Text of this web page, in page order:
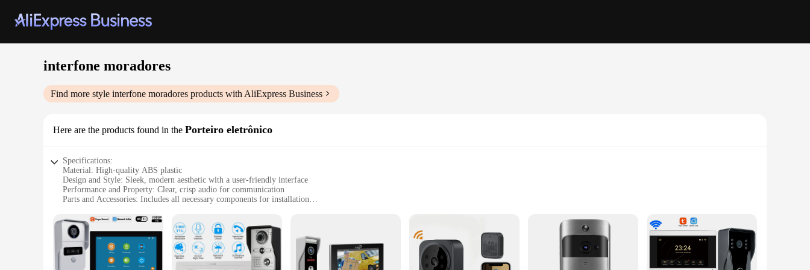
interfone moradores
Find more style interfone moradores products with AliExpress Business
Here are the products found in the Porteiro eletrônico
Specifications:
Material: High-quality ABS plastic
Design and Style: Sleek, modern aesthetic with a user-friendly interface
Performance and Property: Clear, crisp audio for communication
Parts and Accessories: Includes all necessary components for installation
Typical Adaptive Scenario: Perfect for gated communities, apartment complexes, or any multi-unit dwelling
Features:
|Vendors|
**Enhanced Security and Convenience**